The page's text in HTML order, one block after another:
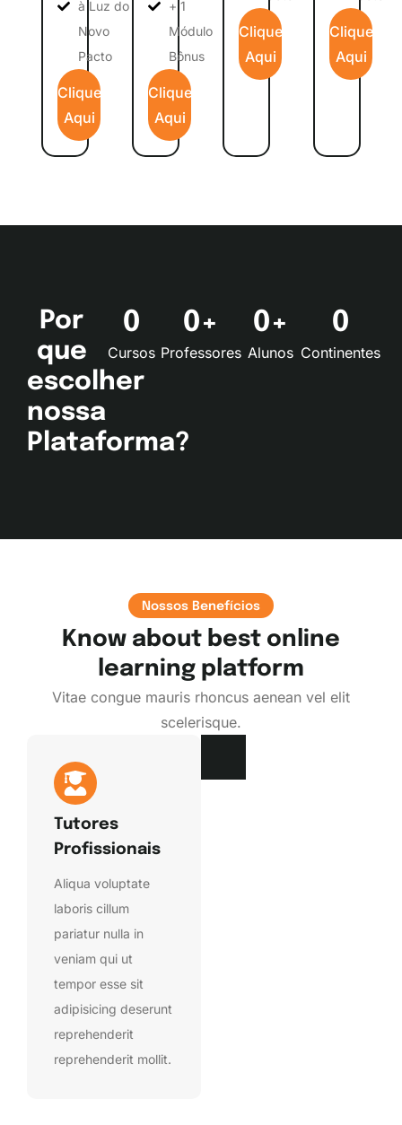
à Luz do
Novo
Pacto
Clique
Aqui
+ 1
Módulo
Bônus
Clique
Aqui
Clique
Aqui
Clique
Aqui
Por
que
escolher
nossa
Plataforma?
Cursos
0
Professores
0+
Alunos
0+
Continentes
0
Nossos Benefícios
Know about best online
learning platform
Vitae congue mauris rhoncus aenean vel elit
scelerisque.
Tutores
Profissionais
Aliqua voluptate
laboris cillum
pariatur nulla in
veniam qui ut
tempor esse sit
adipisicing deserunt
reprehenderit
reprehenderit mollit.